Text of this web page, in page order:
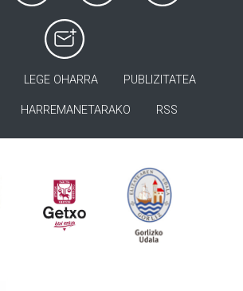
LEGE OHARRA PUBLIZITATEA
HARREMANETARAKO RSS